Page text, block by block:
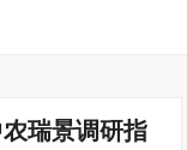
瑞景调研指